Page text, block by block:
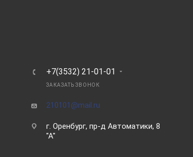
+7(3532) 21-01-01
ЗАКАЗАТЬ ЗВОНОК
210101@mail.ru
г. Оренбург, пр-д Автоматики, 8
"А"